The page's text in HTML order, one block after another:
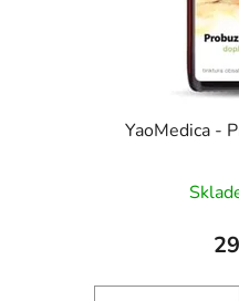
YaoMedica -